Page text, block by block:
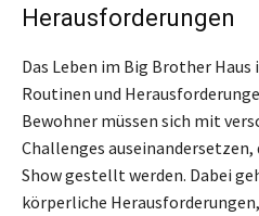
Herausforderungen
Das Leben im Big Brother
Routinen und
Bewohner müssen sich mit
Challenges auseinandersetzen,
Show gestellt werden. Dabei
körperliche